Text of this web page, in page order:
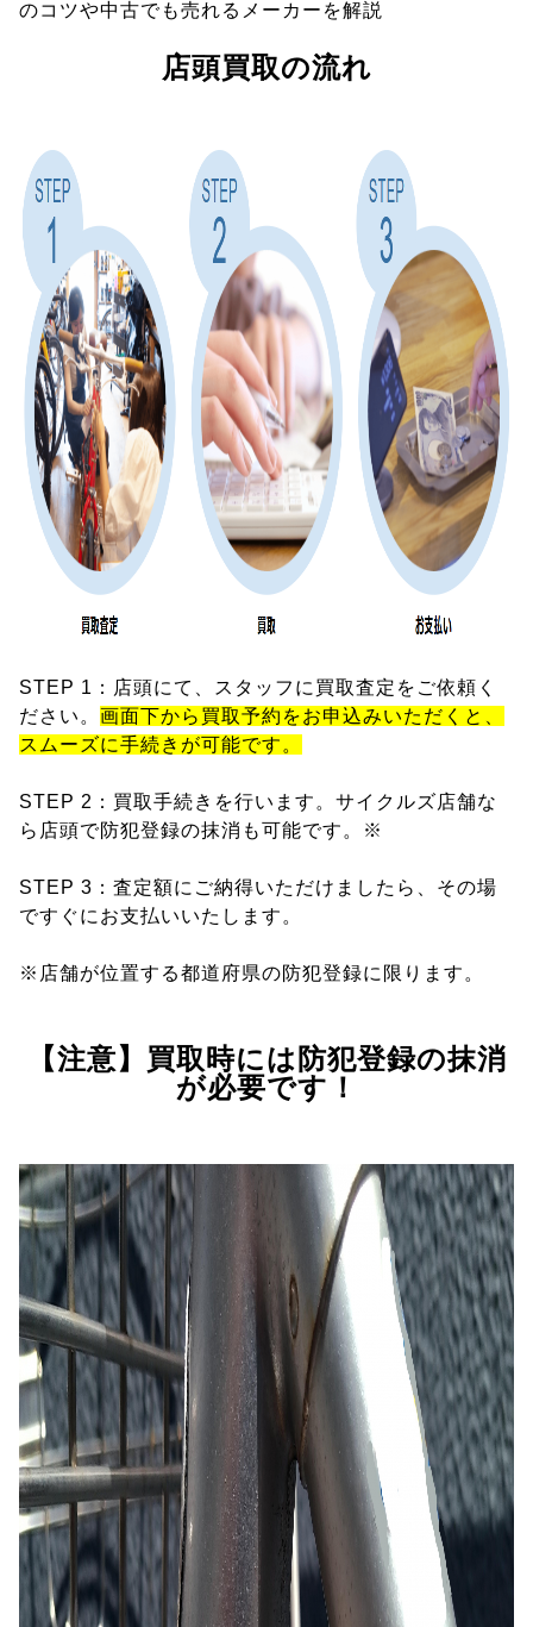
のコツや中古でも売れるメーカーを解説
店頭買取の流れ
STEP 1：店頭にて、スタッフに買取査定をご依頼く
ださい。 画面下から買取予約をお申込みいただくと、
スムーズに手続きが可能です。
STEP 2：買取手続きを行います。サイクルズ店舗な
ら店頭で防犯登録の抹消も可能です。※
STEP 3：査定額にご納得いただけましたら、その場
ですぐにお支払いいたします。
※店舗が位置する都道府県の防犯登録に限ります。
【注意】買取時には防犯登録の抹消
が必要です！